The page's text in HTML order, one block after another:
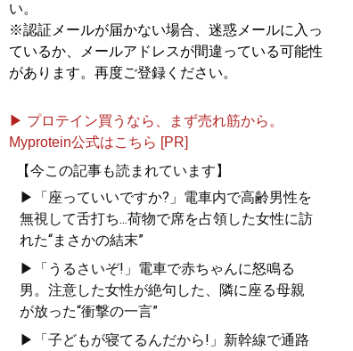
い。
※認証メールが届かない場合、迷惑メールに入っ
ているか、メールアドレスが間違っている可能性
があります。再度ご登録ください。
▶ プロテイン買うなら、まず売れ筋から。
Myprotein公式はこちら [PR]
【今この記事も読まれています】
▶「座っていいですか?」電車内で高齢男性を
無視して舌打ち...荷物で席を占領した女性に訪
れた“まさかの結末”
▶「うるさいぞ!」電車で赤ちゃんに怒鳴る
男。注意した女性が絶句した、隣に座る母親
が放った“衝撃の一言”
▶「子どもが寝てるんだから!」新幹線で通路